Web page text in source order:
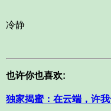
冷静
也许你也喜欢:
独家揭蜜：在云端，许